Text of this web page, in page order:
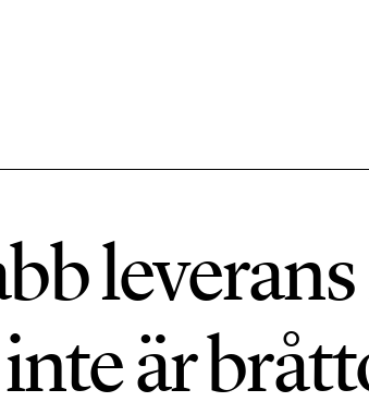
Klimat
612 ARTIKLAR
Mat & jordbruk
är